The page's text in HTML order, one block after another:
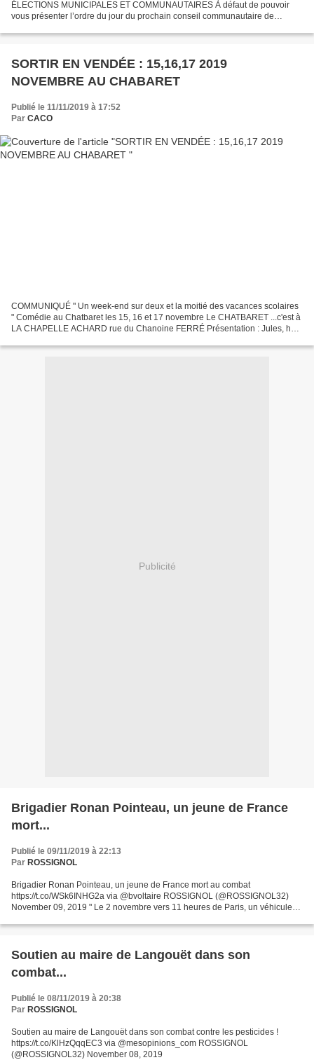
ÉLECTIONS MUNICIPALES ET COMMUNAUTAIRES À défaut de pouvoir
vous présenter l’ordre du jour du prochain conseil communautaire de
2019...
SORTIR EN VENDÉE : 15,16,17 2019
NOVEMBRE AU CHABARET
Publié le 11/11/2019 à 17:52
Par CACO
COMMUNIQUÉ " Un week-end sur deux et la moitié des vacances scolaires
" Comédie au Chatbaret les 15, 16 et 17 novembre Le CHATBARET ...c'est à
LA CHAPELLE ACHARD rue du Chanoine FERRÉ Présentation : Jules, huit
Publicité
Brigadier Ronan Pointeau, un jeune de France
mort...
Publié le 09/11/2019 à 22:13
Par ROSSIGNOL
Brigadier Ronan Pointeau, un jeune de France mort au combat
https://t.co/WSk6INHG2a via @bvoltaire ROSSIGNOL (@ROSSIGNOL32)
November 09, 2019 " Le 2 novembre vers 11 heures de Paris, un véhicule
Soutien au maire de Langouët dans son
combat...
Publié le 08/11/2019 à 20:38
Par ROSSIGNOL
Soutien au maire de Langouët dans son combat contre les pesticides !
https://t.co/KlHzQqqEC3 via @mesopinions_com ROSSIGNOL
(@ROSSIGNOL32) November 08, 2019